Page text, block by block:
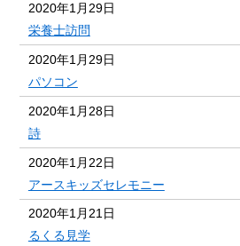
2020年1月29日
栄養士訪問
2020年1月29日
パソコン
2020年1月28日
詩
2020年1月22日
アースキッズセレモニー
2020年1月21日
るくる見学